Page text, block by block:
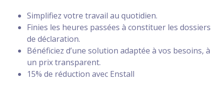
Simplifiez votre travail au quotidien.
Finies les heures passées à constituer les dossiers
de déclaration.
Bénéficiez d’une solution adaptée à vos besoins, à
un prix transparent.
15% de réduction avec Enstall